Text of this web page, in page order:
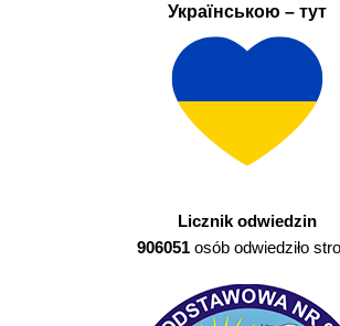
Українською – тут
Licznik odwiedzin
906051osób odwiedziło